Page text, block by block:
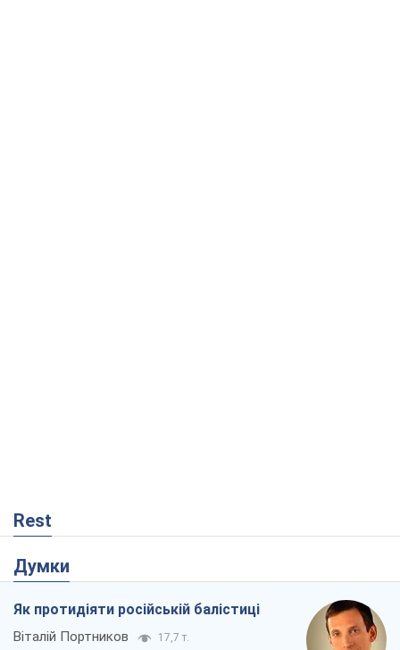
Rest
Думки
Як протидіяти російській балістиці
Віталій Портников 17,7 т.